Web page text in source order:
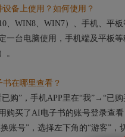
备上使用？如何使用？
WIN8、WIN7）、手机、平板
一台电脑使用，手机端及平板
。
在哪里查看？
”，手机APP里在“我”→“已购
买了AI电子书的账号登录查看
账号”，选择左下角的“游客”，